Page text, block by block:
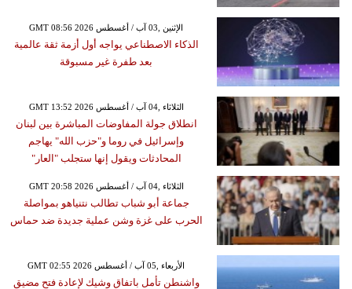
GMT 08:56 2026 الإثنين ,03 آب / أغسطس
الذكاء الاصطناعي يواجه أول أزمة ثقة عالمية
بعد طفرة غير مسبوقة
GMT 13:52 2026 الثلاثاء ,04 آب / أغسطس
انطلاق جولة المفاوضات المباشرة بين لبنان
وإسرائيل في روما و"حزب الله" يهاجم
المحادثات ويقول إنها ستجلب "العار"
GMT 20:58 2026 الثلاثاء ,04 آب / أغسطس
جماعة أبو شباب تطالب نتنياهو بمواصلة
الحرب على غزة وشن عملية جديدة ضد حماس
GMT 02:55 2026 الأربعاء ,05 آب / أغسطس
واشنطن تأمل باتفاق وشيك لإعادة فتح مضيق